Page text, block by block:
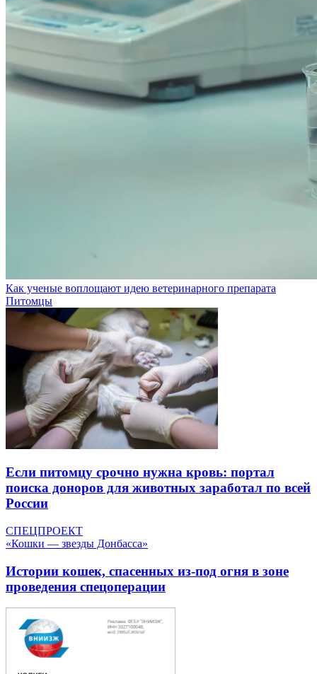
Как ученые воплощают идею ветеринарного препарата
Питомцы
Если питомцу срочно нужна кровь: портал
поиска доноров для животных заработал по всей
России
СПЕЦПРОЕКТ
«Кошки — звезды Донбасса»
Истории кошек, спасенных из-под огня в зоне
проведения спецоперации